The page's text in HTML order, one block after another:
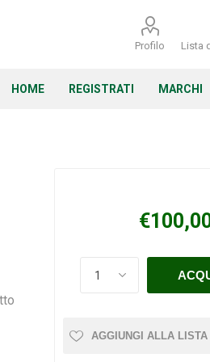
Profilo Lista
HOME REGISTRATI MARCHI
Echo
AGGIUNGI ALLA LISTA